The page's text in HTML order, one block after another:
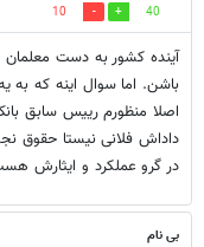
40
10
آینده کشور به دست
باشن. اما سوال اینه که به
اصلا منظورم رییس سابق
داداش فلانی نیستا حقوق
در گرو عملکرد و ایثارش
بی نام